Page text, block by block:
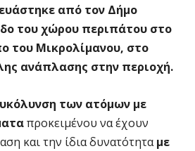
από τον Δήμο
του χώρου περιπάτου στο
του Μικρολίμανου, στο
ανάπλασης στην περιοχή.
των ατόμων με
προκειμένου να έχουν
και την ίδια δυνατότηταμε